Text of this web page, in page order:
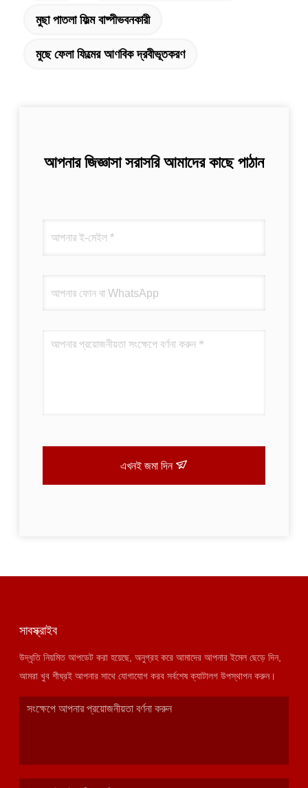
মুছা পাতলা ফিল্ম বাষ্পীভবনকারী
মুছে ফেলা ফিল্মের আণবিক দ্রবীভূতকরণ
আপনার জিজ্ঞাসা সরাসরি আমাদের কাছে পাঠান
এখনই জমা দিন
সাবস্ক্রাইব
উদ্ধৃতি নিয়মিত আপডেট করা হয়েছে, অনুগ্রহ করে আমাদের আপনার ইমেল ছেড়ে দিন,
আমরা খুব শীঘ্রই আপনার সাথে যোগাযোগ করব সর্বশেষ ক্যাটালগ উপস্থাপন করুন।